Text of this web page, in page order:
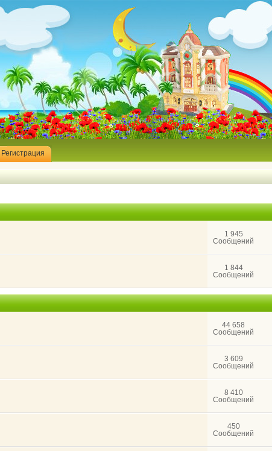
Регистрация
1 945
Сообщений
1 844
Сообщений
44 658
Сообщений
3 609
Сообщений
8 410
Сообщений
450
Сообщений